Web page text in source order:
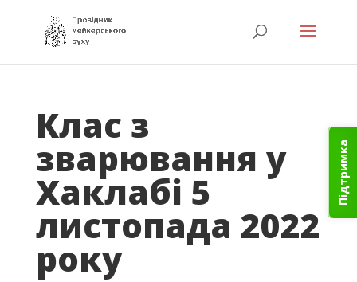
Підтримка
Клас з
зварювання у
Хаклабі 5
листопада 2022
року